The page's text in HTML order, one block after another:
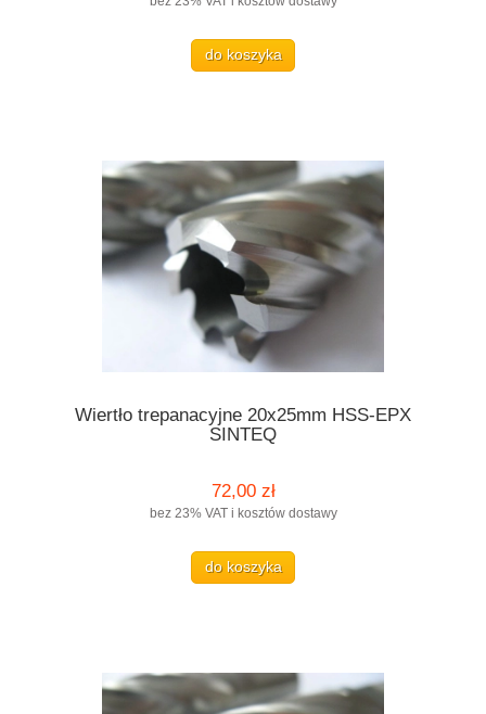
do koszyka
Wiertło trepanacyjne 20x25mm HSS-EPX
SINTEQ
72,00 zł
bez 23% VAT i kosztów dostawy
do koszyka